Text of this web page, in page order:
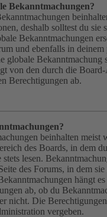
Bekanntmachungen?
deshalb solltest du sie
Bekanntmachungen
und ebenfalls in
globale Bekanntmachung
von den durch die
Berechtigungen ab.
beinhalten meist
des Boards, in dem
stets lesen.
des Forums, in dem
hängt
ab, ob du
nicht. Die
vergeben.